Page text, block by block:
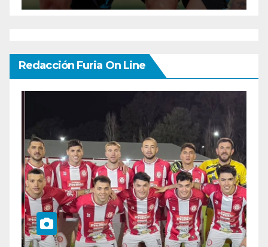
Redacción Furia On Line